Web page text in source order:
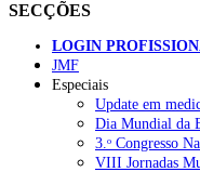
NOTÍCIAS RECENTES
SECÇÕES
LOGIN
JMF
Especiais
Update em
Dia Mundial da
3.ᵒ Congresso
VIII Jornadas